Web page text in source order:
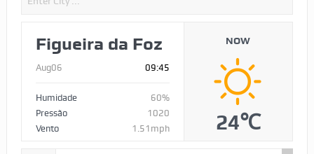
Figueira da Foz
Aug06 09:45
Humidade
60%
Pressão
1020
Vento
1.51mph
NOW
24℃